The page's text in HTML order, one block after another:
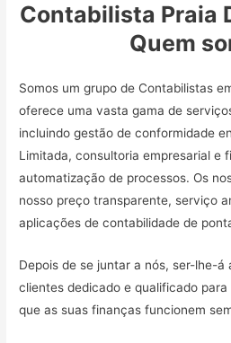
Contabilista Praia
Quem
Somos um grupo de Contabilistas
oferece uma vasta gama de
incluindo gestão de conformidade
Limitada, consultoria empresarial e
automatização de processos. Os
nosso preço transparente, serviço
aplicações de contabilidade de
Depois de se juntar a nós, ser-lhe-á
clientes dedicado e qualificado
que as suas finanças funcionem